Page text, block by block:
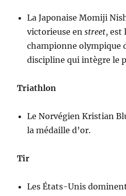
La Japonaise Momiji
victorieuse enstreet, est
championne olympique
discipline qui intègre le
Triathlon
Le Norvégien Kristian
la médaille d’or.
Tir
Les États-Unis